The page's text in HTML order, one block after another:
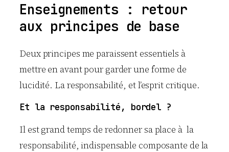
Enseignements : retour
aux principes de base
Deux principes me paraissent essentiels à
mettre en avant pour garder une forme de
lucidité. La responsabilité, et l’esprit critique.
Et la responsabilité, bordel ?
Il est grand temps de redonner sa place à la
responsabilité, indispensable composante de la